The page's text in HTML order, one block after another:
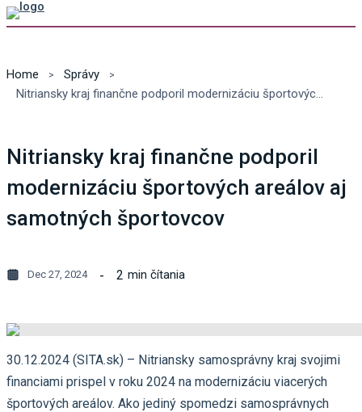
Home
Správy
Nitriansky kraj finančne podporil modernizáciu športových areálov aj samotných športovcov
Nitriansky kraj finančne podporil
modernizáciu športových areálov aj
samotných športovcov
Dec 27, 2024 2 min čítania
30.12.2024 (SITA.sk) – Nitriansky samosprávny kraj svojimi
financiami prispel v roku 2024 na modernizáciu viacerých
športových areálov. Ako jediný spomedzi samosprávnych